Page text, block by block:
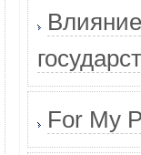
For My